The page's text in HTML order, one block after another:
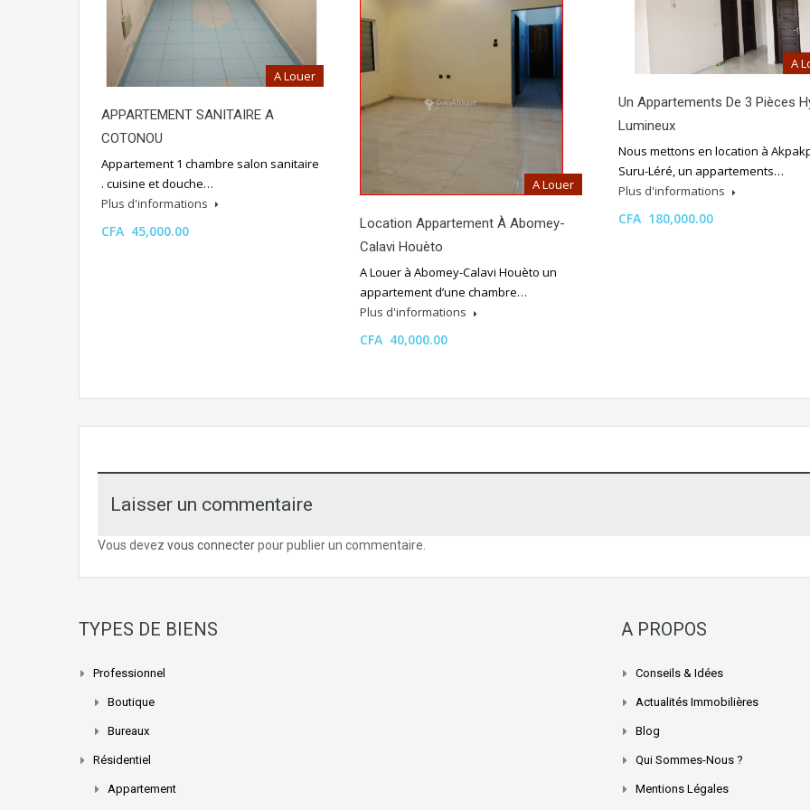
A Louer
APPARTEMENT SANITAIRE A
COTONOU
Appartement 1 chambre salon sanitaire
. cuisine et douche…
Plus d'informations
CFA 45,000.00
A Louer
Location Appartement À Abomey-
Calavi Houèto
A Louer à Abomey-Calavi Houèto un
appartement d’une chambre…
Plus d'informations
CFA 40,000.00
A
Un Appartements De 3 Pièces
Lumineux
Nous mettons en location à
Suru-Léré, un appartements…
Plus d'informations
CFA 180,000.00
Laisser un commentaire
Vous devez vous connecterpour publier un commentaire.
TYPES DE BIENS
Professionnel
Boutique
Bureaux
Résidentiel
Appartement
A PROPOS
Conseils & Idées
Actualités Immobilières
Blog
Qui Sommes-Nous ?
Mentions Légales